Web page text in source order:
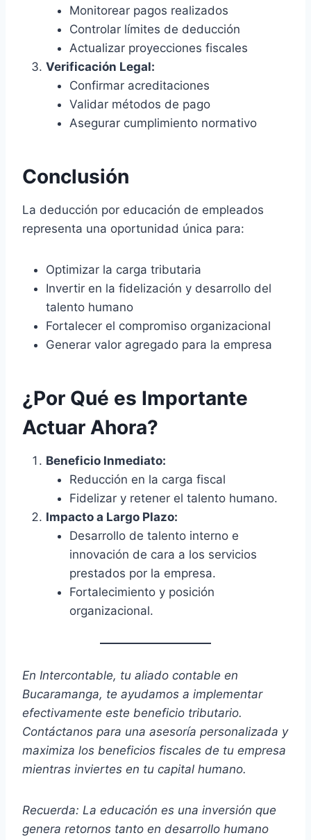
Monitorear pagos realizados
Controlar límites de deducción
Actualizar proyecciones fiscales
Verificación Legal:
Confirmar acreditaciones
Validar métodos de pago
Asegurar cumplimiento normativo
Conclusión
La deducción por educación de empleados
representa una oportunidad única para:
Optimizar la carga tributaria
Invertir en la fidelización y desarrollo del
talento humano
Fortalecer el compromiso organizacional
Generar valor agregado para la empresa
¿Por Qué es Importante
Actuar Ahora?
Beneficio Inmediato:
Reducción en la carga fiscal
Fidelizar y retener el talento humano.
Impacto a Largo Plazo:
Desarrollo de talento interno e
innovación de cara a los servicios
prestados por la empresa.
Fortalecimiento y posición
organizacional.
En Intercontable, tu aliado contable en
Bucaramanga, te ayudamos a implementar
efectivamente este beneficio tributario.
Contáctanos para una asesoría personalizada y
maximiza los beneficios fiscales de tu empresa
mientras inviertes en tu capital humano.
Recuerda: La educación es una inversión que
genera retornos tanto en desarrollo humano